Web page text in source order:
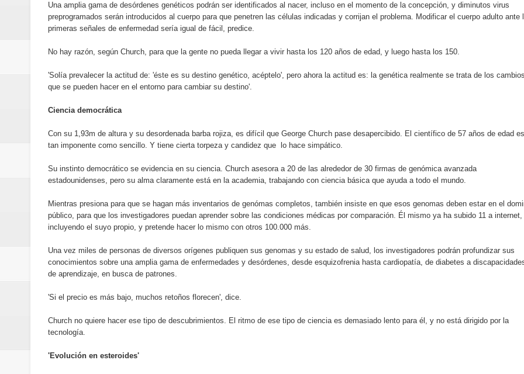
Euromoney reconoce a Banreservas como Mejor Banco del Caribe y le otorga cinco premios
Banreservas recibe nuevamente la máxima calificación crediticia AAA.do de Moody's Local RD
Una amplia gama de desórdenes genéticos podrán ser identificados al nacer, incluso en el momento de la concepción, y diminutos virus
preprogramados serán introducidos al cuerpo para que penetren las células indicadas y corrijan el problema. Modificar el cuerpo adulto ante
primeras señales de enfermedad sería igual de fácil, predice.
No hay razón, según Church, para que la gente no pueda llegar a vivir hasta los 120 años de edad, y luego hasta los 150.
'Solía prevalecer la actitud de: 'éste es su destino genético, acéptelo', pero ahora la actitud es: la genética realmente se trata de los cambios
que se pueden hacer en el entorno para cambiar su destino'.
Ciencia democrática
Con su 1,93m de altura y su desordenada barba rojiza, es difícil que George Church pase desapercibido. El científico de 57 años de edad es
tan imponente como sencillo. Y tiene cierta torpeza y candidez que lo hace simpático.
Su instinto democrático se evidencia en su ciencia. Church asesora a 20 de las alrededor de 30 firmas de genómica avanzada
estadounidenses, pero su alma claramente está en la academia, trabajando con ciencia básica que ayuda a todo el mundo.
Mientras presiona para que se hagan más inventarios de genómas completos, también insiste en que esos genomas deben estar en el
público, para que los investigadores puedan aprender sobre las condiciones médicas por comparación. Él mismo ya ha subido 11 a internet,
incluyendo el suyo propio, y pretende hacer lo mismo con otros 100.000 más.
Una vez miles de personas de diversos orígenes publiquen sus genomas y su estado de salud, los investigadores podrán profundizar sus
conocimientos sobre una amplia gama de enfermedades y desórdenes, desde esquizofrenia hasta cardiopatía, de diabetes a
de aprendizaje, en busca de patrones.
'Si el precio es más bajo, muchos retoños florecen', dice.
Church no quiere hacer ese tipo de descubrimientos. El ritmo de ese tipo de ciencia es demasiado lento para él, y no está dirigido por la
tecnología.
'Evolución en esteroides'